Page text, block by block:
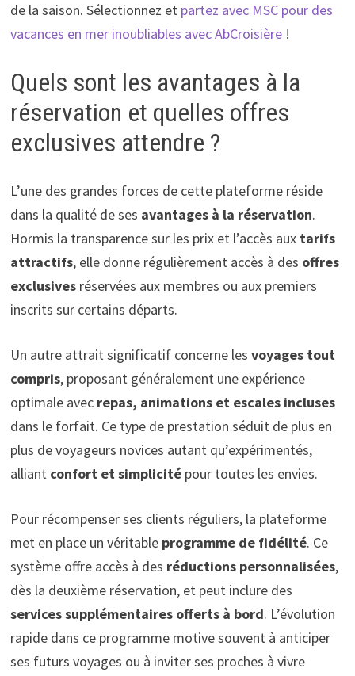
de la saison. Sélectionnez et partez avec MSC pour des
vacances en mer inoubliables avec AbCroisière!
Quels sont les avantages à la
réservation et quelles offres
exclusives attendre ?
L’une des grandes forces de cette plateforme réside
dans la qualité de ses avantages à la réservation.
Hormis la transparence sur les prix et l’accès aux tarifs
attractifs, elle donne régulièrement accès à des offres
exclusivesréservées aux membres ou aux premiers
inscrits sur certains départs.
Un autre attrait significatif concerne les voyages tout
compris, proposant généralement une expérience
optimale avec repas, animations et escales incluses
dans le forfait. Ce type de prestation séduit de plus en
plus de voyageurs novices autant qu’expérimentés,
alliant confort et simplicitépour toutes les envies.
Pour récompenser ses clients réguliers, la plateforme
met en place un véritable programme de fidélité. Ce
système offre accès à des réductions personnalisées,
dès la deuxième réservation, et peut inclure des
services supplémentaires offerts à bord. L’évolution
rapide dans ce programme motive souvent à anticiper
ses futurs voyages ou à inviter ses proches à vivre